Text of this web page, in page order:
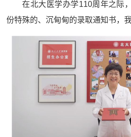
在北大医学办学110周年之际
份特殊的、沉甸甸的录取通知书，